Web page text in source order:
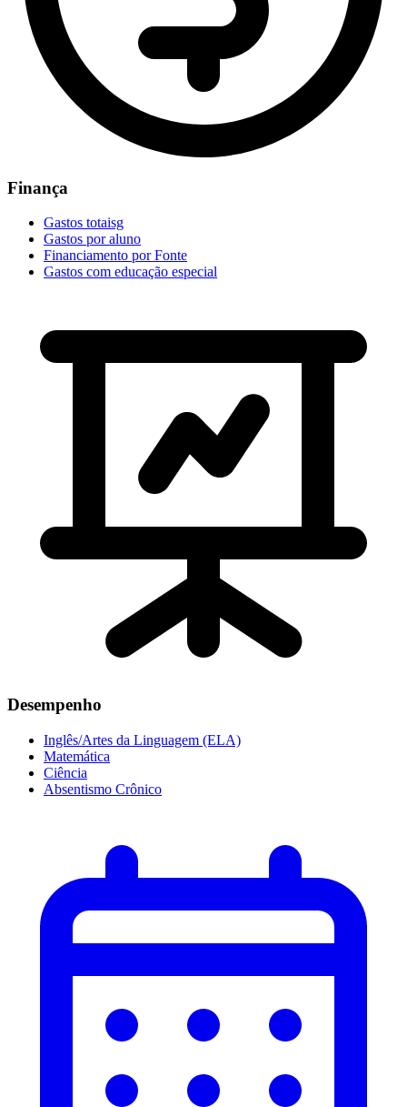
Finança
Gastos totaisg
Gastos por aluno
Financiamento por Fonte
Gastos com educação especial
Desempenho
Inglês/Artes da Linguagem (ELA)
Matemática
Ciência
Absentismo Crônico